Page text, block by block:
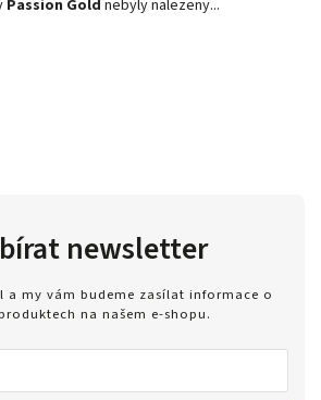
Passion Gold nebyly nalezeny...
newsletter
a my vám budeme zasílat informace o
na našem e-shopu.